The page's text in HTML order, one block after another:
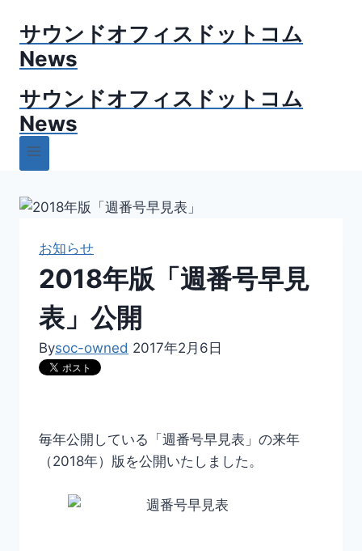
サウンドオフィスドットコム
News
サウンドオフィスドットコム
News
お知らせ
2018年版「週番号早見
表」公開
Bysoc-owned 2017年2月6日
毎年公開している「週番号早見表」の来年
（2018年）版を公開いたしました。